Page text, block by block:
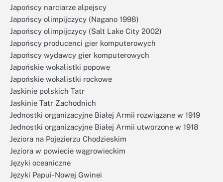
Japońscy narciarze alpejscy
Japońscy olimpijczycy (Nagano 1998)
Japońscy olimpijczycy (Salt Lake City 2002)
Japońscy producenci gier komputerowych
Japońscy wydawcy gier komputerowych
Japońskie wokalistki popowe
Japońskie wokalistki rockowe
Jaskinie polskich Tatr
Jaskinie Tatr Zachodnich
Jednostki organizacyjne Białej Armii rozwiązane w 1919
Jednostki organizacyjne Białej Armii utworzone w 1918
Jeziora na Pojezierzu Chodzieskim
Jeziora w powiecie wągrowieckim
Języki oceaniczne
Języki Papui-Nowej Gwinei